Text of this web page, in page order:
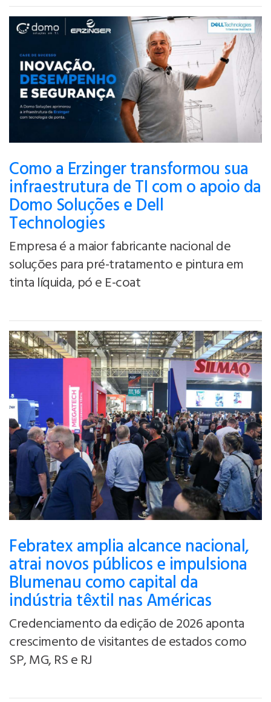
Como a Erzinger transformou sua
infraestrutura de TI com o apoio da
Domo Soluções e Dell
Technologies
Empresa é a maior fabricante nacional de
soluções para pré-tratamento e pintura em
tinta líquida, pó e E-coat
Febratex amplia alcance nacional,
atrai novos públicos e impulsiona
Blumenau como capital da
indústria têxtil nas Américas
Credenciamento da edição de 2026 aponta
crescimento de visitantes de estados como
SP, MG, RS e RJ